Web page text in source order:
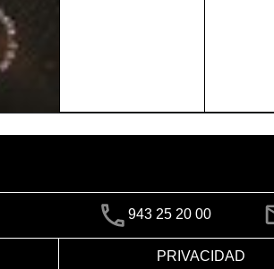
943 25 20 00
PRIVACIDAD